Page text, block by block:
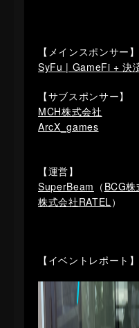
【メインスポンサー】
SyFu | GameFi + 決
【サブスポンサー】
MCH株式会社
ArcX_games
【運営】
SuperBeam （ BCG株
株式会社RATEL）
【イベントレポート】